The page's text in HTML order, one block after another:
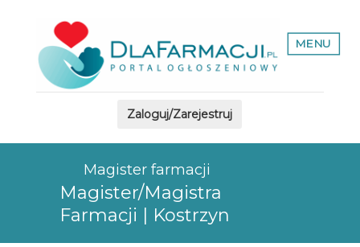
MENU
Zaloguj/Zarejestruj
Magister farmacji
Magister/Magistra
Farmacji | Kostrzyn